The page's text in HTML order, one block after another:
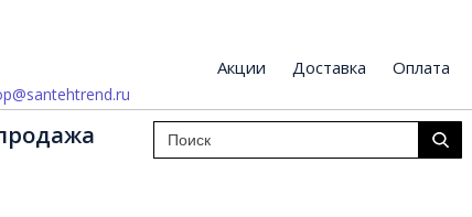
Акции Доставка Оплата